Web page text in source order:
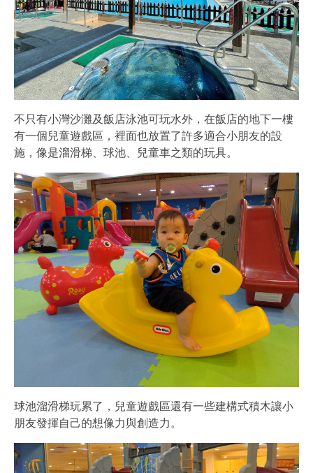
不只有小灣沙灘及飯店泳池可玩水外，在飯店的地下一樓
有一個兒童遊戲區，裡面也放置了許多適合小朋友的設
施，像是溜滑梯、球池、兒童車之類的玩具。
球池溜滑梯玩累了，兒童遊戲區還有一些建構式積木讓小
朋友發揮自己的想像力與創造力。